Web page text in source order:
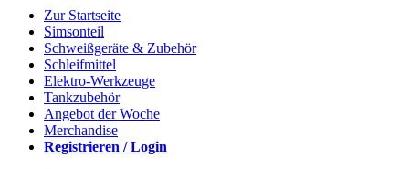
Zur Startseite
Simsonteil
Schweißgeräte & Zubehör
Schleifmittel
Elektro-Werkzeuge
Tankzubehör
Angebot der Woche
Merchandise
Registrieren / Login